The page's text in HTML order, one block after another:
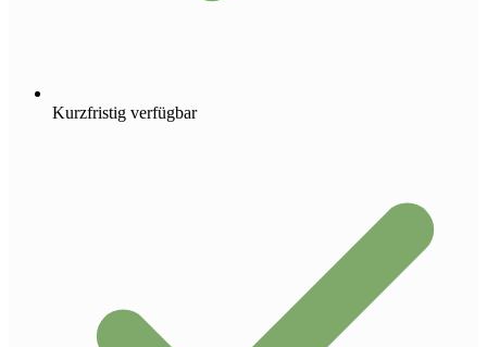
Kurzfristig verfügbar